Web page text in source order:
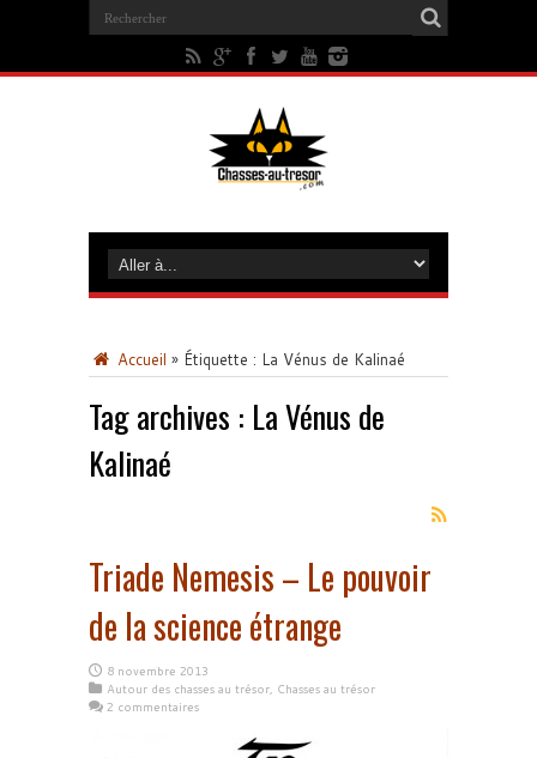
Accueil » Étiquette : La Vénus de Kalinaé
Tag archives : La Vénus de
Kalinaé
Triade Nemesis – Le pouvoir
de la science étrange
8 novembre 2013
Autour des chasses au trésor, Chasses au trésor
2 commentaires